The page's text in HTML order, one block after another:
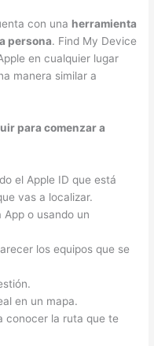
con una herramienta
persona. Find My Device
en cualquier lugar
manera similar a
para comenzar a
el Apple ID que está
vas a localizar.
o usando un
los equipos que se
en un mapa.
conocer la ruta que te